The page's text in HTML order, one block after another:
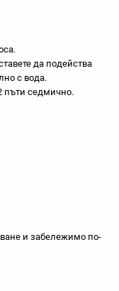
да подейства
с вода.
пъти седмично.
и забележимо по-